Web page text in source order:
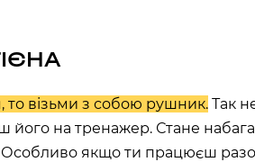
візьми з собою рушник. Так
його на тренажер. Стане
Особливо якщо ти працюєш